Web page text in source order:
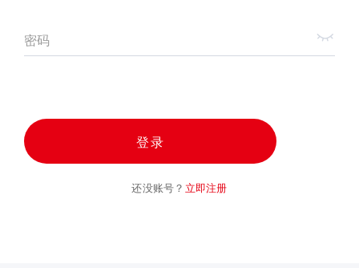
密码
登录
还没账号？ 立即注册